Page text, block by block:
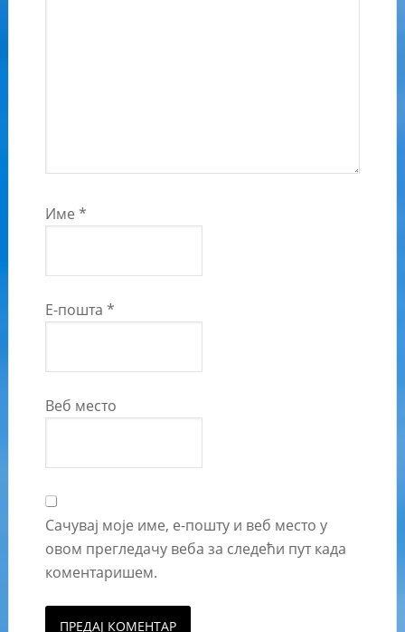
Име *
Е-пошта *
Веб место
Сачувај моје име, е-пошту и веб место у
овом прегледачу веба за следећи пут када
коментаришем.